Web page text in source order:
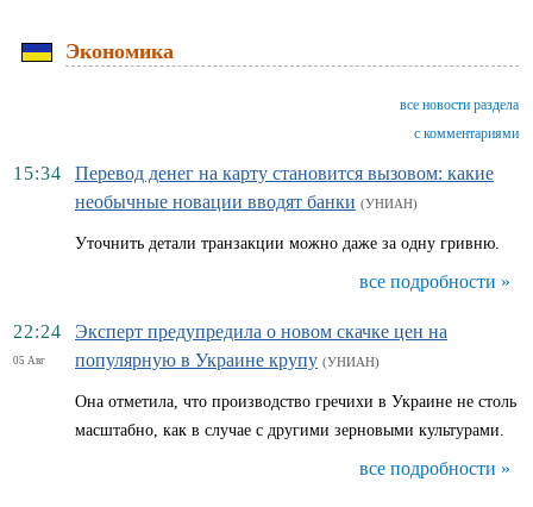
Экономика
все новости раздела
с комментариями
15:34
Перевод денег на карту становится вызовом: какие
необычные новации вводят банки (УНИАН)
Уточнить детали транзакции можно даже за одну гривню.
все подробности »
22:24
05 Авг
Эксперт предупредила о новом скачке цен на
популярную в Украине крупу (УНИАН)
Она отметила, что производство гречихи в Украине не столь
масштабно, как в случае с другими зерновыми культурами.
все подробности »